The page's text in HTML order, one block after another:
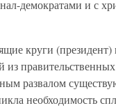
демократами и с
круги (президент)
развалом
необходимость